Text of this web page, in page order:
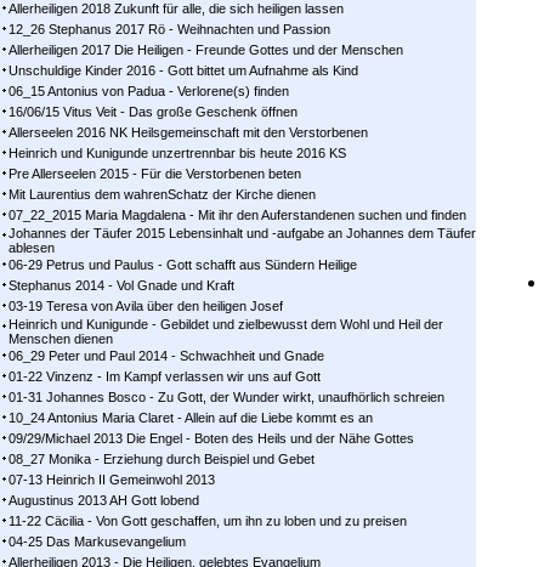
Allerheiligen 2018 Zukunft für alle, die sich heiligen lassen
12_26 Stephanus 2017 Rö - Weihnachten und Passion
Allerheiligen 2017 Die Heiligen - Freunde Gottes und der Menschen
Unschuldige Kinder 2016 - Gott bittet um Aufnahme als Kind
06_15 Antonius von Padua - Verlorene(s) finden
16/06/15 Vitus Veit - Das große Geschenk öffnen
Allerseelen 2016 NK Heilsgemeinschaft mit den Verstorbenen
Heinrich und Kunigunde unzertrennbar bis heute 2016 KS
Pre Allerseelen 2015 - Für die Verstorbenen beten
Mit Laurentius dem wahrenSchatz der Kirche dienen
07_22_2015 Maria Magdalena - Mit ihr den Auferstandenen suchen und finden
Johannes der Täufer 2015 Lebensinhalt und -aufgabe an Johannes dem Täufer
ablesen
06-29 Petrus und Paulus - Gott schafft aus Sündern Heilige
Stephanus 2014 - Vol Gnade und Kraft
03-19 Teresa von Avila über den heiligen Josef
Heinrich und Kunigunde - Gebildet und zielbewusst dem Wohl und Heil der
Menschen dienen
06_29 Peter und Paul 2014 - Schwachheit und Gnade
01-22 Vinzenz - Im Kampf ver­las­sen wir uns auf Gott
01-31 Johannes Bosco - Zu Gott, der Wunder wirkt, unaufhörlich schreien
10_24 Antonius Maria Claret - Allein auf die Liebe kommt es an
09/29/Michael 2013 Die Engel - Boten des Heils und der Nähe Gottes
08_27 Monika - Erziehung durch Beispiel und Gebet
07-13 Heinrich II Gemeinwohl 2013
Augustinus 2013 AH Gott lobend
11-22 Cäcilia - Von Gott geschaffen, um ihn zu loben und zu preisen
04-25 Das Markusevangelium
Allerheiligen 2013 - Die Heiligen, gelebtes Evangelium